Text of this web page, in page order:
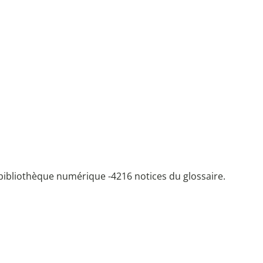
numérique -4216 notices du glossaire.